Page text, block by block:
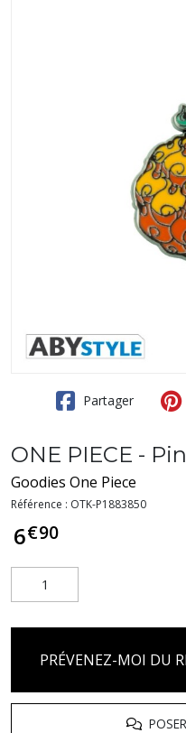
Partager
ONE PIECE -
Goodies One Piece
Référence : OTK-P1883850
6€90
PRÉVENEZ-MOI DU